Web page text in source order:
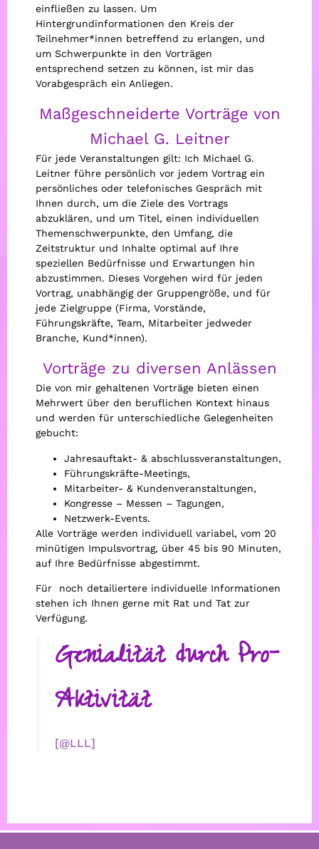
einfließen zu lassen. Um
Hintergrundinformationen den Kreis der
Teilnehmer*innen betreffend zu erlangen, und
um Schwerpunkte in den Vorträgen
entsprechend setzen zu können, ist mir das
Vorabgespräch ein Anliegen.
Maßgeschneiderte Vorträge von
Michael G. Leitner
Für jede Veranstaltungen gilt: Ich Michael G.
Leitner führe persönlich vor jedem Vortrag ein
persönliches oder telefonisches Gespräch mit
Ihnen durch, um die Ziele des Vortrags
abzuklären, und um Titel, einen individuellen
Themenschwerpunkte, den Umfang, die
Zeitstruktur und Inhalte optimal auf Ihre
speziellen Bedürfnisse und Erwartungen hin
abzustimmen. Dieses Vorgehen wird für jeden
Vortrag, unabhängig der Gruppengröße, und für
jede Zielgruppe (Firma, Vorstände,
Führungskräfte, Team, Mitarbeiter jedweder
Branche, Kund*innen).
Vorträge zu diversen Anlässen
Die von mir gehaltenen Vorträge bieten einen
Mehrwert über den beruflichen Kontext hinaus
und werden für unterschiedliche Gelegenheiten
gebucht:
Jahresauftakt- & abschlussveranstaltungen,
Führungskräfte-Meetings,
Mitarbeiter- & Kundenveranstaltungen,
Kongresse – Messen – Tagungen,
Netzwerk-Events.
Alle Vorträge werden individuell variabel, vom 20
minütigen Impulsvortrag, über 45 bis 90 Minuten,
auf Ihre Bedürfnisse abgestimmt.
Für noch detailiertere individuelle Informationen
stehen ich Ihnen gerne mit Rat und Tat zur
Verfügung.
Genialität durch Pro-
Aktivität
[@LLL]